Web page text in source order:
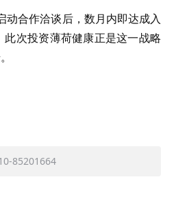
合作洽谈后，数月内即达成入
次投资薄荷健康正是这一战略
85201664